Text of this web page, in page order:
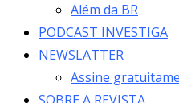
Além da BR
PODCAST INVESTIGA
NEWSLATTER
Assine